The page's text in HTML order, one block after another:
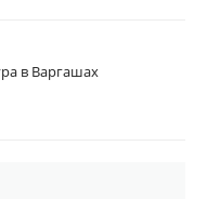
в Варгашах